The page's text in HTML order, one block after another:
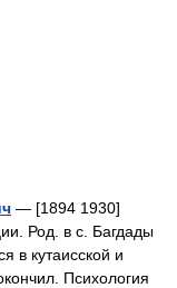
— [1894 1930]
Род. в с. Багдады
в кутаисской и
Психология